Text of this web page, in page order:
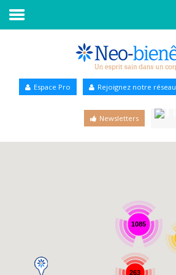
Annuaire Bien-être
Espace Pro Rejoignez notre réseau
Newsletters
1085
263